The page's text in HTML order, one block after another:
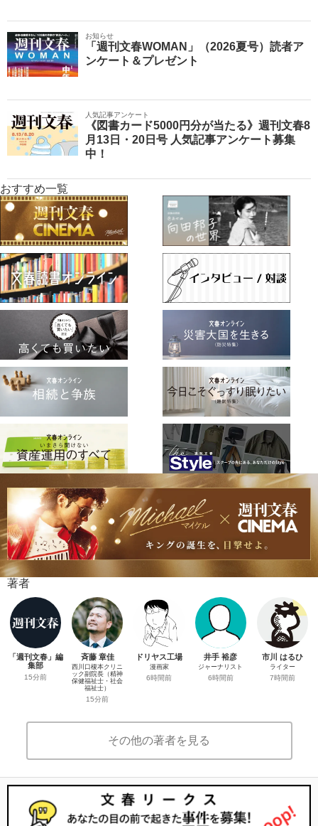
お知らせ
「週刊文春WOMAN」（2026夏号）読者ア
ンケート＆プレゼント
人気記事アンケート
《図書カード5000円分が当たる》週刊文春8
月13日・20日号 人気記事アンケート募集
中！
おすすめ一覧
著者
「週刊文春」編
集部
15分前
斉藤 章佳
西川口榎本クリニ
ック副院長（精神
保健福祉士・社会
福祉士）
15分前
ドリヤス工場
漫画家
6時間前
井手 裕彦
ジャーナリスト
6時間前
市川 はるひ
ライター
7時間前
その他の著者を見る